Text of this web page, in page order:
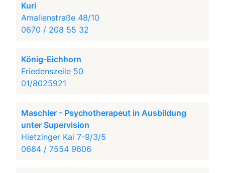
Kuri
Amalienstraße 48/10
0670 / 208 55 32
König-Eichhorn
Friedenszeile 50
01/8025921
Maschler - Psychotherapeut in Ausbildung
unter Supervision
Hietzinger Kai 7-9/3/5
0664 / 7554 9606